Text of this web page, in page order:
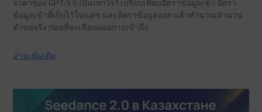
ราคาของ GPT-5.5 เป็นเท่าไร? เปรียบเทียบอัตราข้อมูลเข้า อัตรา
ข้อมูลเข้าที่เก็บไว้ในแคช และอัตราข้อมูลออก แล้วคำนวณจำนวน
คำขอจริง ก่อนที่จะเลือกแผนการเข้าถึง.
อ่านเพิ่มเติม